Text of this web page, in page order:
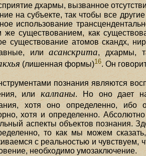
дхармы, вызванное
на субъекте, так чтобы все
использование
существованием, как
существование атомов скандх,
илиасанскрита, дхармы,
(лишенная формы)16. Он
познания являются
иликалпаны. Но оно дает
хотя оно определенно, ибо
хотя и определенно.
аспекты объектов познания.
то как мы можем
с реальностью и чувствуем,
необходимо умозаключение.